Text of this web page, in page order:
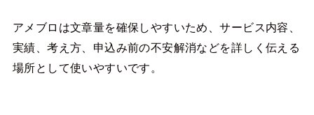
アメブロは文章量を確保しやすいため、サービス内容、
実績、考え方、申込み前の不安解消などを詳しく伝える
場所として使いやすいです。